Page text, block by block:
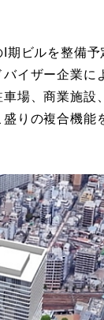
ビルを整備
イザー企業に
場、商業施設
りの複合機能